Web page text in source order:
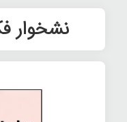
نشخوار